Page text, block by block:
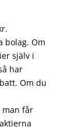
bolag. Om
själv i
har
Om du
man får